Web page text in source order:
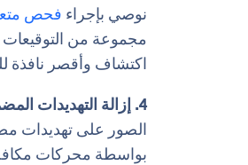
نوصي بإجراء فحص
مجموعة من
اكتشاف وأقصر نافذة
4. إزالة التهديدات المضمنة المحتملة.
الصور على تهديدات
بواسطة محركات